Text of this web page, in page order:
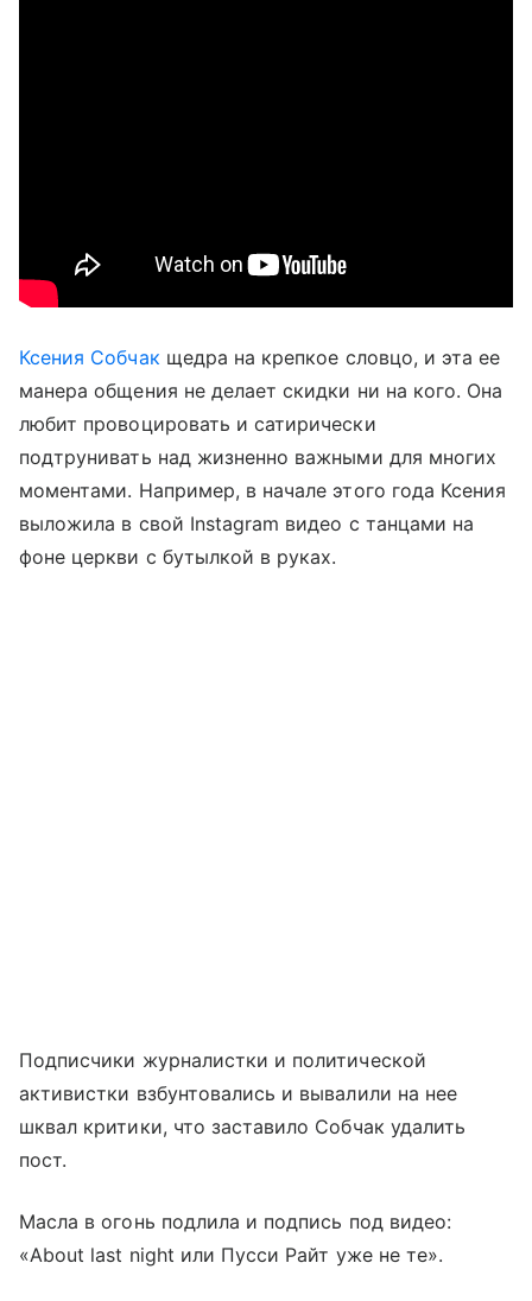
Ксения Собчак щедра на крепкое словцо, и эта ее
манера общения не делает скидки ни на кого. Она
любит провоцировать и сатирически
подтрунивать над жизненно важными для многих
моментами. Например, в начале этого года Ксения
выложила в свой Instagram видео с танцами на
фоне церкви с бутылкой в руках.
Подписчики журналистки и политической
активистки взбунтовались и вывалили на нее
шквал критики, что заставило Собчак удалить
пост.
Масла в огонь подлила и подпись под видео:
«About last night или Пусси Райт уже не те».